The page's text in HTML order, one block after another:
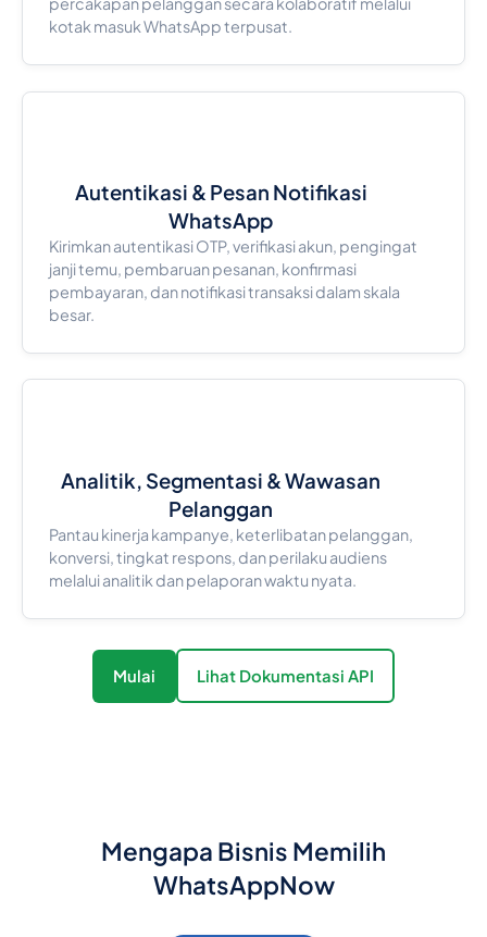
kotak masuk WhatsApp terpusat.
Autentikasi & Pesan Notifikasi
WhatsApp
Kirimkan autentikasi OTP, verifikasi akun, pengingat
janji temu, pembaruan pesanan, konfirmasi
pembayaran, dan notifikasi transaksi dalam skala
besar.
Analitik, Segmentasi & Wawasan
Pelanggan
Pantau kinerja kampanye, keterlibatan pelanggan,
konversi, tingkat respons, dan perilaku audiens
melalui analitik dan pelaporan waktu nyata.
Mulai Lihat Dokumentasi API
Mengapa Bisnis Memilih
WhatsAppNow